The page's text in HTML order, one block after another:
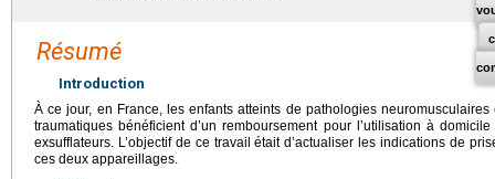
Résumé
Introduction
À ce jour, en France, les enfants atteints de pathologies
traumatiques bénéficient d’un remboursement pour l’utilisation à
exsufflateurs. L’objectif de ce travail était d’actualiser les indications de
ces deux appareillages.